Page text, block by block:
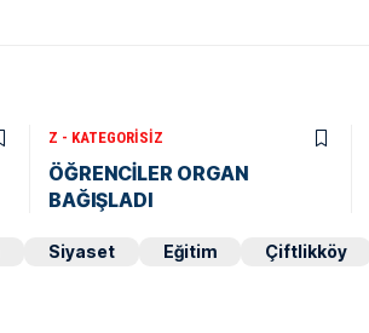
Z - KATEGORISIZ
ÖĞRENCİLER ORGAN
BAĞIŞLADI
Siyaset Eğitim Çiftlikköy